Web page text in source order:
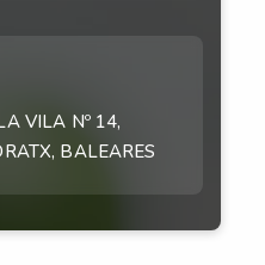
VILA Nº 14,
BALEARES